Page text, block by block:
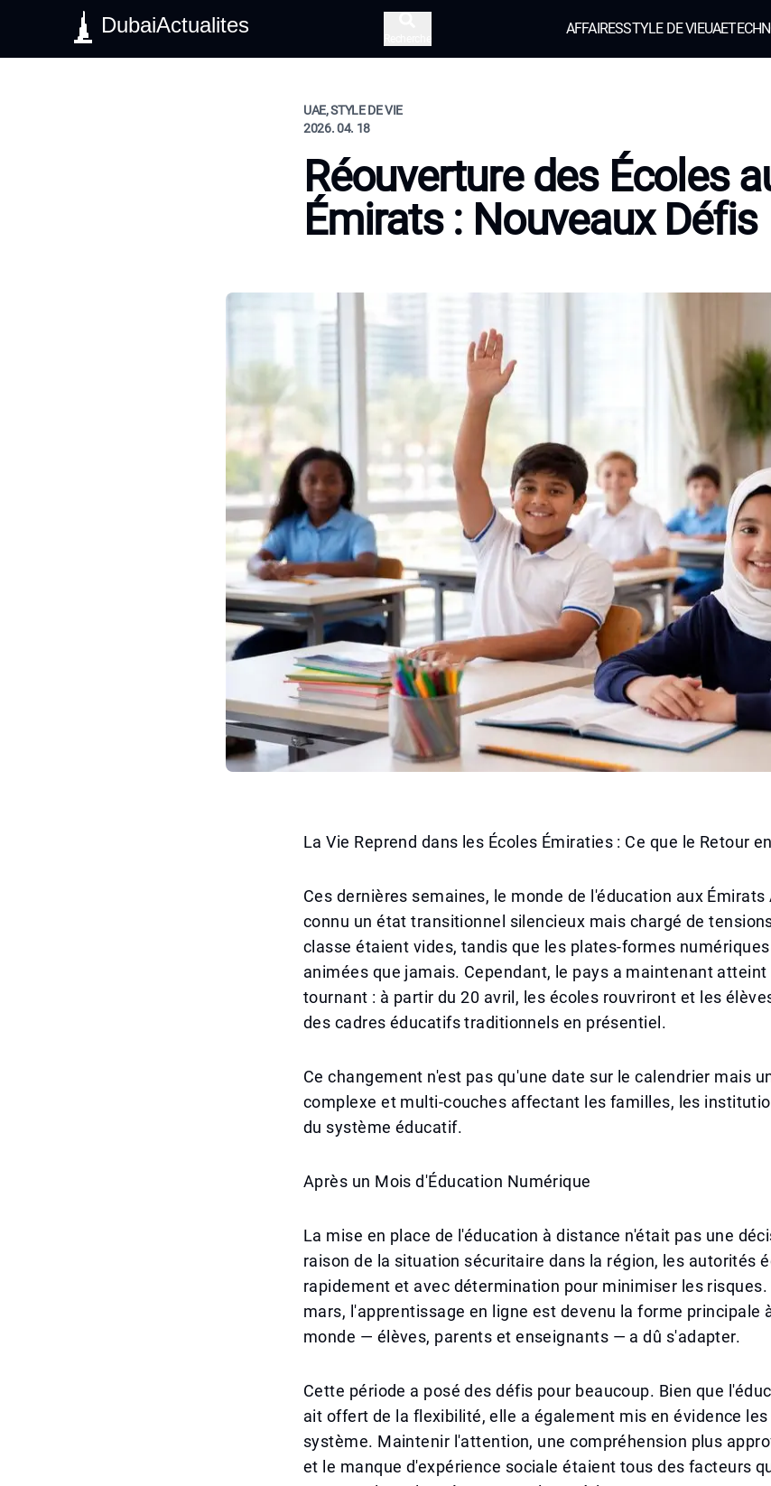
DubaiActualites AFFAIRESSTYLE DE VIEUAE
UAE, STYLE DE VIE
2026. 04. 18
Réouverture des Écoles
Émirats : Nouveaux Défis
La Vie Reprend dans les Écoles Émiraties : Ce que le Retour
Ces dernières semaines, le monde de l'éducation aux Émirats
connu un état transitionnel silencieux mais chargé de
classe étaient vides, tandis que les plates-formes
animées que jamais. Cependant, le pays a maintenant atteint
tournant : à partir du 20 avril, les écoles rouvriront et les
des cadres éducatifs traditionnels en présentiel.
Ce changement n'est pas qu'une date sur le calendrier mais
complexe et multi-couches affectant les familles, les
du système éducatif.
Après un Mois d'Éducation Numérique
La mise en place de l'éducation à distance n'était pas une
raison de la situation sécuritaire dans la région, les autorités
rapidement et avec détermination pour minimiser les risques.
mars, l'apprentissage en ligne est devenu la forme principale
monde — élèves, parents et enseignants — a dû s'adapter.
Cette période a posé des défis pour beaucoup. Bien que
ait offert de la flexibilité, elle a également mis en évidence
système. Maintenir l'attention, une compréhension plus
et le manque d'expérience sociale étaient tous des facteurs